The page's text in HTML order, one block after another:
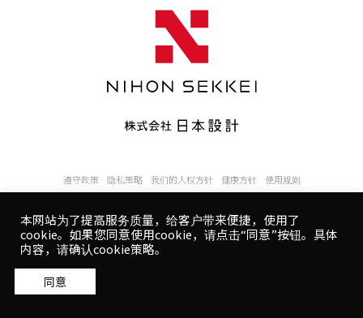
沪ICP备13030262号-1
Copyright © NIHON SEKKEI, INC.
遵守政策 隐私策略 我们的人权方针 健康方针 使用规则
本网站为了提高服务质量，给客户带来便捷，使用了
cookie。如果您同意使用cookie，请点击“同意”按钮。具体
内容，请确认cookie策略。
同意する